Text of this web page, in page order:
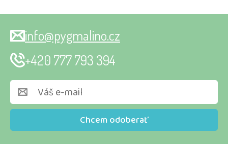
Chcem odoberať
info@pygmalino.cz
+420 777 793 394